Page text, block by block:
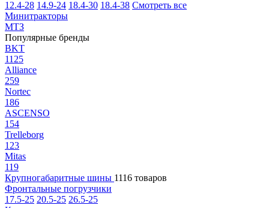
12.4-28 14.9-24 18.4-30 18.4-38 Смотреть все
Минитракторы
МТЗ
Популярные бренды
BKT
1125
Alliance
259
Nortec
186
ASCENSO
154
Trelleborg
123
Mitas
119
Крупногабаритные шины 1116 товаров
Фронтальные погрузчики
17.5-25 20.5-25 26.5-25